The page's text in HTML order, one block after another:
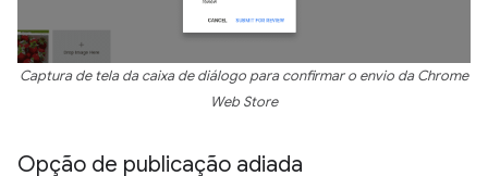
Captura de tela da caixa de diálogo para confirmar o envio da Chrome
Web Store
Opção de publicação adiada